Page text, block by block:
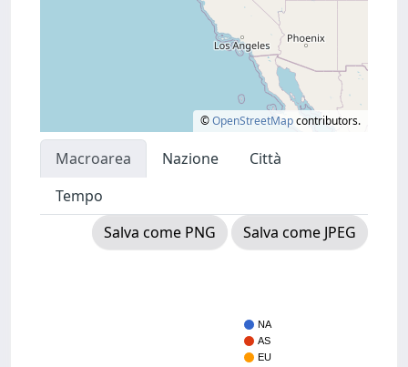
©OpenStreetMapcontributors.
Macroarea Nazione
Città
Tempo
Salva come PNG
Salva come JPEG
NA
AS
EU